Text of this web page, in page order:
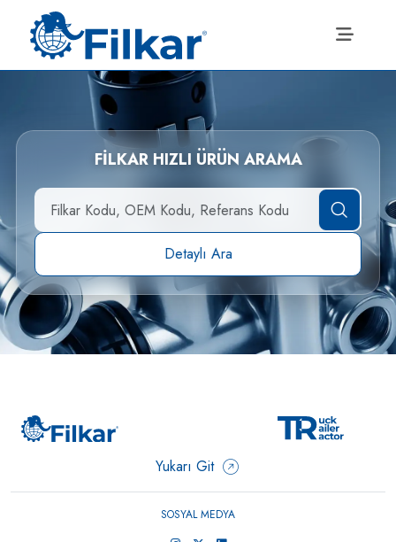
FİLKAR HIZLI ÜRÜN ARAMA
Detaylı Ara
Yukarı Git
SOSYAL MEDYA